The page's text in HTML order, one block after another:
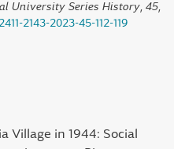
University Series History 45
2143-2023-45-112-119
Village in 1944: Social